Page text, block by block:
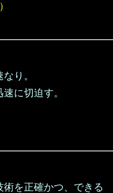
）
り。
に切迫す。
を正確かつ、できる